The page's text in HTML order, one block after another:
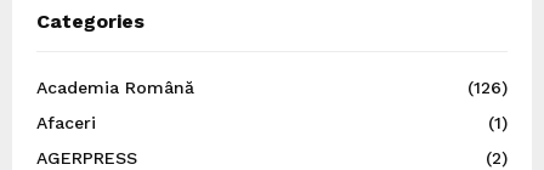
Categories
Academia Română
(126)
Afaceri
(1)
AGERPRESS
(2)